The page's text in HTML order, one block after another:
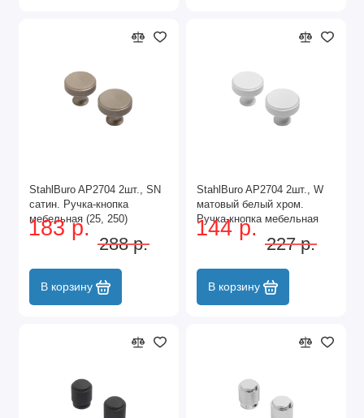
StahlBuro AP2704 2шт., SN
сатин. Ручка-кнопка
мебельная (25, 250)
183 р.
288 р.
В корзину
StahlBuro AP2704 2шт., W
матовый белый хром.
Ручка-кнопка мебельная
(25, 250)
144 р.
227 р.
В корзину